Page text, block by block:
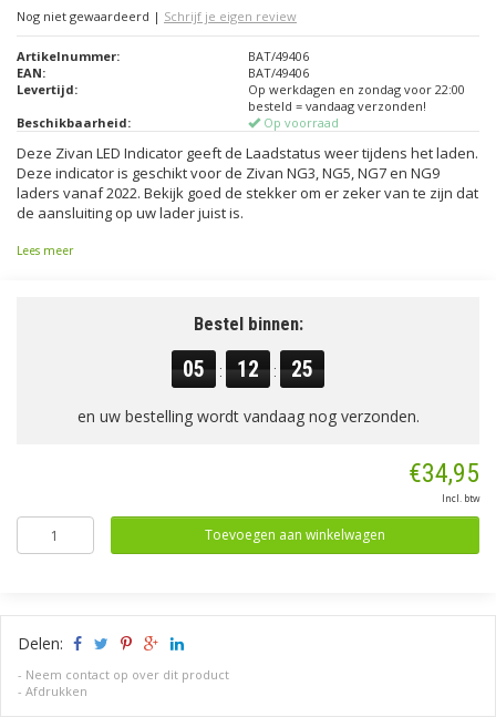
Nog niet gewaardeerd | Schrijf je eigen review
Artikelnummer:
BAT/49406
EAN:
BAT/49406
Levertijd:
Op werkdagen en zondag voor 22:00
besteld = vandaag verzonden!
Beschikbaarheid:
Op voorraad
Deze Zivan LED Indicator geeft de Laadstatus weer tijdens het laden.
Deze indicator is geschikt voor de Zivan NG3, NG5, NG7 en NG9
laders vanaf 2022. Bekijk goed de stekker om er zeker van te zijn dat
de aansluiting op uw lader juist is.
Lees meer
Bestel binnen:
05 : 12 : 25
en uw bestelling wordt vandaag nog verzonden.
€34,95
Incl. btw
Toevoegen aan winkelwagen
Delen:
- Neem contact op over dit product
- Afdrukken